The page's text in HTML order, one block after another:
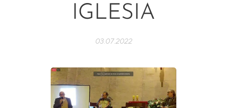
IGLESIA
03.07.2022